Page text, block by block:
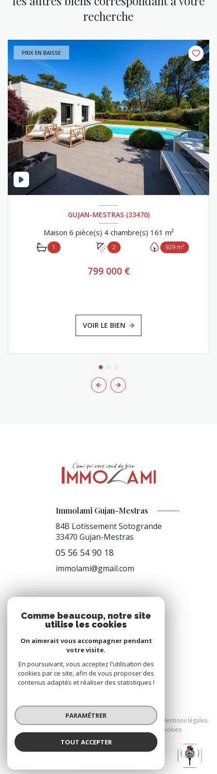
Immolami Gujan-Mestras
recherche
PRIX EN BAISSE
GUJAN-MESTRAS (33470)
Maison 6 pièce(s) 4 chambre(s) 161 m²
1 2 929 m²
799 000 €
VOIR LE BIEN
Immolami Gujan-Mestras
84B Lotissement Sotogrande
33470 Gujan-Mestras
05 56 54 90 18
immolami@gmail.com
Nous suivre
© 2026 | Tous droits réservés
Nos honoraires
Nos partenaires
Mentions légales
Cookies
Comme beaucoup, notre site
utilise les cookies
On aimerait vous accompagner pendant
votre visite.
En poursuivant, vous acceptez l'utilisation des
cookies par ce site, afin de vous proposer des
contenus adaptés et réaliser des statistiques !
PARAMÉTRER
TOUT ACCEPTER